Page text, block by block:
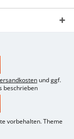
und ggf.
beschrieben
vorbehalten. Theme